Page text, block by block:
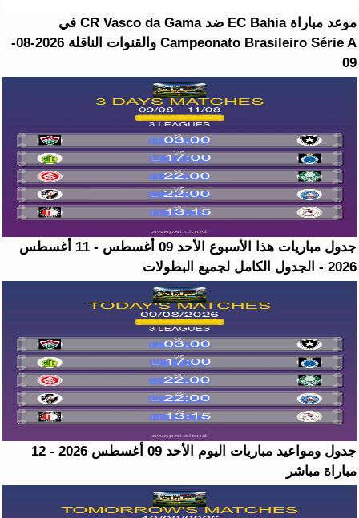
موعد مباراة EC Bahia ضد CR Vasco da Gama في
Campeonato Brasileiro Série A والقنوات الناقلة 2026-08-
09
جدول مباريات هذا الأسبوع الأحد 09 أغسطس - 11 أغسطس
2026 - الجدول الكامل لجميع البطولات
جدول ومواعيد مباريات اليوم الأحد 09 أغسطس 2026 - 12
مباراة مباشر